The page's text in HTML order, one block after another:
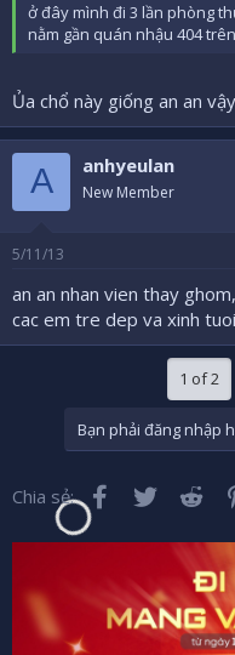
ở đây mình đi 3 lần phòng
nằm gần quán nhậu 404
Ủa chổ này giống an an
A anhyeulan
New Member
5/11/13
an an nhan vien thay
cac em tre dep va xinh
1 of 2
Bạn phải đăng nhập
Chia sẻ: Facebook
Twitter